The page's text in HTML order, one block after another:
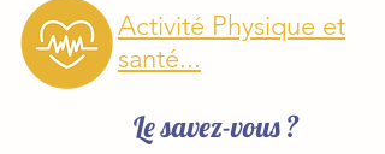
Activité Physique et
santé...
Le savez-vous ?